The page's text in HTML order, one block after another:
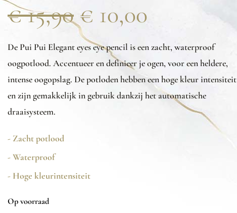
€15,90 € 10,00
De Pui Pui Elegant eyes eye pencil is een zacht, waterproof
oogpotlood. Accentueer en definieer je ogen, voor een heldere,
intense oogopslag. De potloden hebben een hoge kleur intensiteit
en zijn gemakkelijk in gebruik dankzij het automatische
draaisysteem.
- Zacht potlood
- Waterproof
- Hoge kleurintensiteit
Op voorraad